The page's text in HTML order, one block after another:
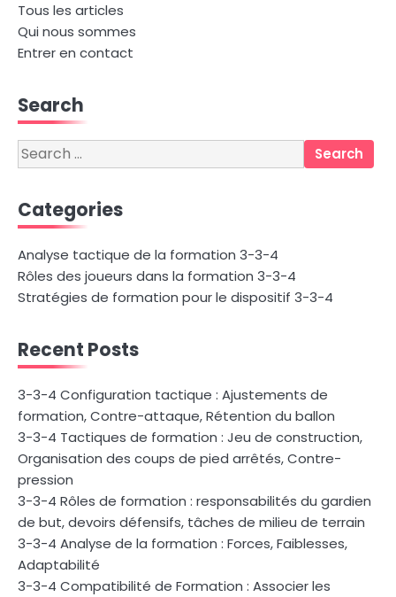
Tous les articles
Qui nous sommes
Entrer en contact
Search
Search
for:
Categories
Analyse tactique de la formation 3-3-4
Rôles des joueurs dans la formation 3-3-4
Stratégies de formation pour le dispositif 3-3-4
Recent Posts
3-3-4 Configuration tactique : Ajustements de
formation, Contre-attaque, Rétention du ballon
3-3-4 Tactiques de formation : Jeu de construction,
Organisation des coups de pied arrêtés, Contre-
pression
3-3-4 Rôles de formation : responsabilités du gardien
de but, devoirs défensifs, tâches de milieu de terrain
3-3-4 Analyse de la formation : Forces, Faiblesses,
Adaptabilité
3-3-4 Compatibilité de Formation : Associer les